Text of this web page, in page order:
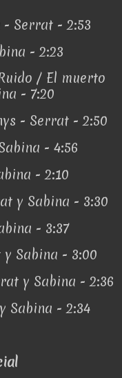
Serrat - 2:53
- 2:23
/ El muerto
- 7:20
- Serrat - 2:50
- 4:56
- 2:10
y Sabina - 3:30
- 3:37
Sabina - 3:00
y Sabina - 2:36
Sabina - 2:34